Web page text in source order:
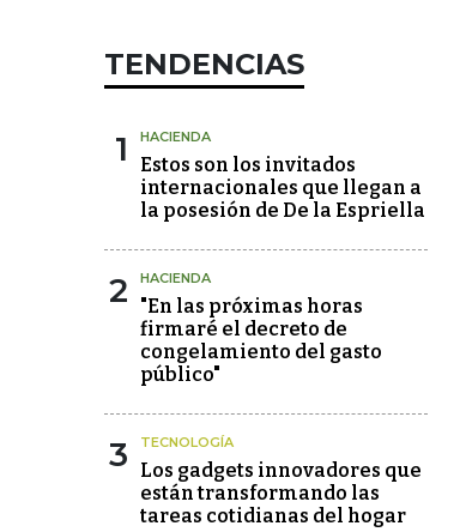
TENDENCIAS
1 HACIENDA
Estos son los invitados
internacionales que llegan a
la posesión de De la Espriella
2 HACIENDA
"En las próximas horas
firmaré el decreto de
congelamiento del gasto
público"
3 TECNOLOGÍA
Los gadgets innovadores que
están transformando las
tareas cotidianas del hogar